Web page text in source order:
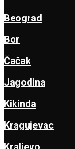
Beograd
Bor
Čačak
Jagodina
Kikinda
Kragujevac
Kraljevo